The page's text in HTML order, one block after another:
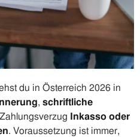
du in Österreich 2026 in
, schriftliche
Inkasso oder
. Voraussetzung ist immer,